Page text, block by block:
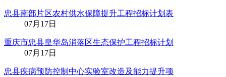
忠县南部片区农村供水保障提升工程招标计划表
07月17日
重庆市忠县皇华岛消落区生态保护工程招标计划
07月17日
忠县疾病预防控制中心实验室改造及能力提升项